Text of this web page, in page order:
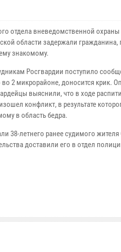
отдела вневедомственной
области задержали
знакомому.
Росгвардии поступило
2 микрорайоне, доносится крик.
выяснили, что в ходе
конфликт, в результате
в область бедра.
38-летнего ранее судимого
доставили его в отдел